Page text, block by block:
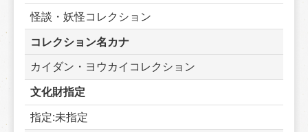
怪談・妖怪コレクション
コレクション名カナ
カイダン・ヨウカイコレクション
文化財指定
指定:未指定